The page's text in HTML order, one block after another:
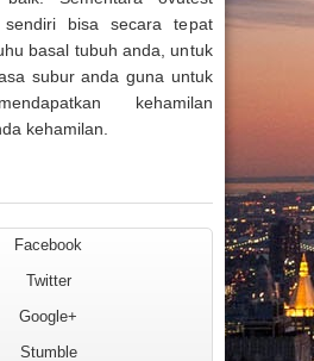
bisa secara tepat
basal tubuh anda, untuk
subur anda guna untuk
kehamilan
kehamilan.
Facebook
Twitter
Google+
Stumble